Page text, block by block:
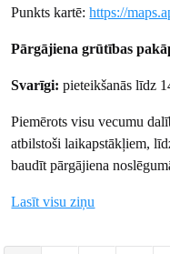
Punkts kartē:https://
Pārgājiena grūtības
Svarīgi: pieteikšanās līdz
Piemērots visu vecumu
atbilstoši laikapstākļiem,
baudīt pārgājiena
Lasīt visu ziņu